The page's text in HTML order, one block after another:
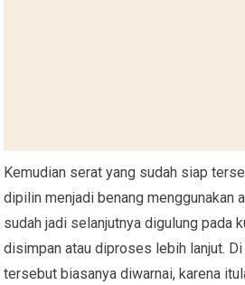
Kemudian serat yang sudah siap
dipilin menjadi benang menggunakan
sudah jadi selanjutnya digulung pada
disimpan atau diproses lebih lanjut.
tersebut biasanya diwarnai, karena